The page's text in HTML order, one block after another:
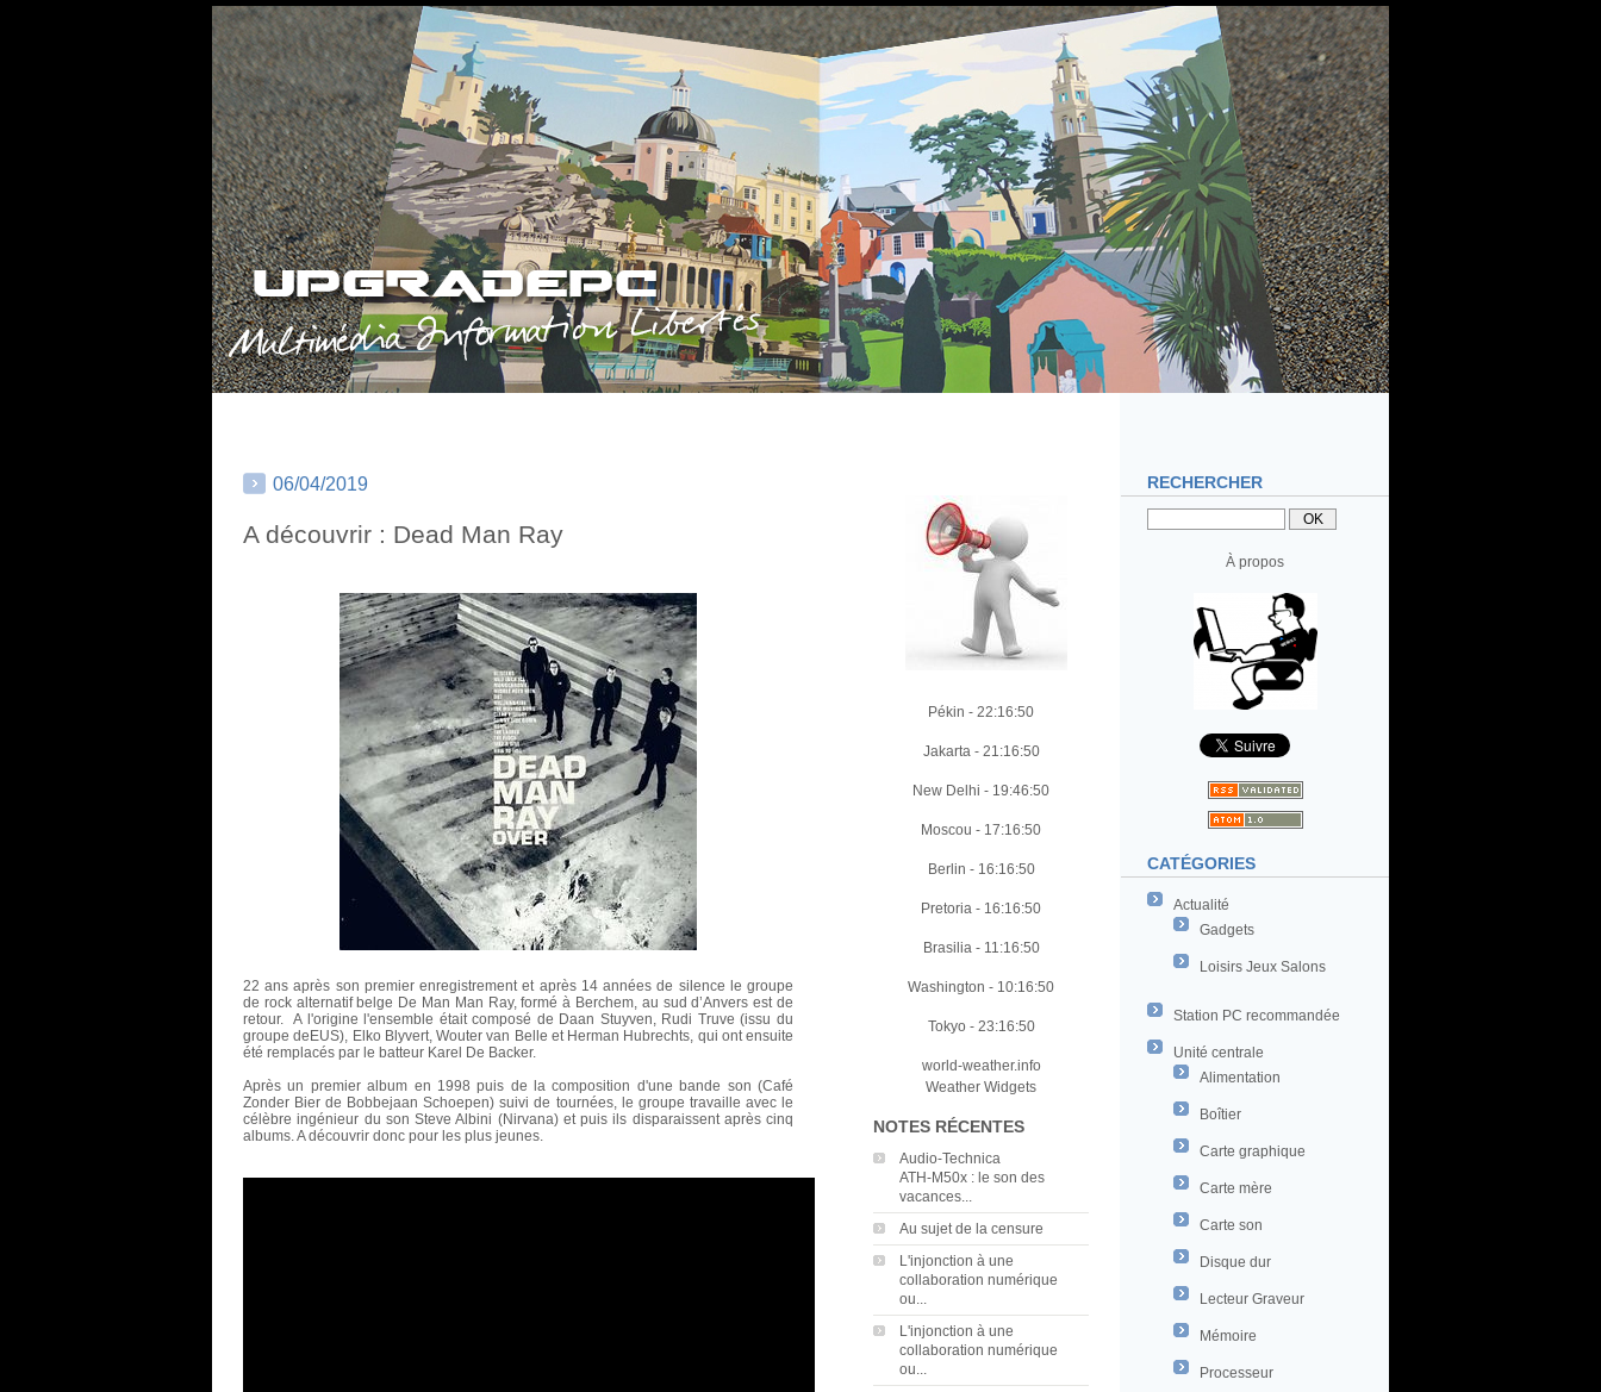
RECHERCHER
À propos
CATÉGORIES
Actualité
Gadgets
Loisirs Jeux Salons
Station PC recommandée
Unité centrale
Alimentation
Boîtier
Carte graphique
Carte mère
Carte son
Disque dur
Lecteur Graveur
Mémoire
Processeur
Pékin - 22:16:51
Jakarta- 21:16:51
New Delhi - 19:46:51
Moscou - 17:16:51
Berlin - 16:16:51
Pretoria - 16:16:51
Brasilia- 11:16:51
Washington - 10:16:51
Tokyo - 23:16:51
world-weather.info
Weather Widgets
NOTES RÉCENTES
Audio‑Technica
ATH‑M50x : le son des
vacances...
Au sujet de la censure
L'injonction à une
collaboration numérique
ou...
L'injonction à une
collaboration numérique
ou...
06/04/2019
A découvrir : Dеаd Маn Rау
22 ans après son premier enregistrement et après 14 années de silence le groupe
de rock alternatif belge De Man Man Ray, formé à Berchem, au sud d’Anvers est de
retour. A l'origine l'ensemble était composé de Daan Stuyven, Rudi Truve (issu du
groupe deЕUS), Elko Blyvert, Wouter van Belle et Herman Hubrechts, qui ont ensuite
été remplacés par le batteur Karel De Backer.
Après un premier album en 1998 puis de la composition d'une bande son (Café
Zonder Bier de Bobbejaan Schoepen) suivi de tournées, le groupe travaille avec le
célèbre ingénieur du son Steve Albini (Nirvana) et puis ils disparaissent après cinq
albums. A découvrir donc pour les plus jeunes.